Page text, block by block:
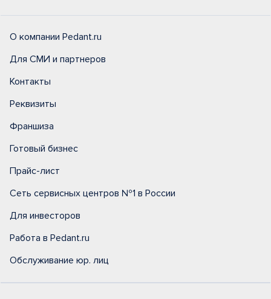
О компании Pedant.ru
Для СМИ и партнеров
Контакты
Реквизиты
Франшиза
Готовый бизнес
Прайс-лист
Сеть сервисных центров №1 в России
Для инвесторов
Работа в Pedant.ru
Обслуживание юр. лиц